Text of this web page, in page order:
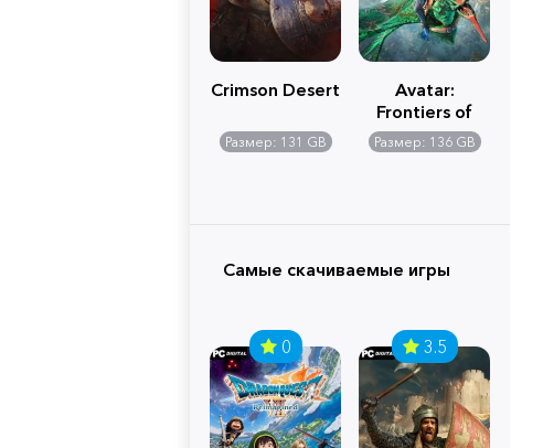
Crimson Desert
Размер: 131 GB
Avatar:
Frontiers of
Pandora
Размер: 136 GB
Самые скачиваемые игры
0 3.5